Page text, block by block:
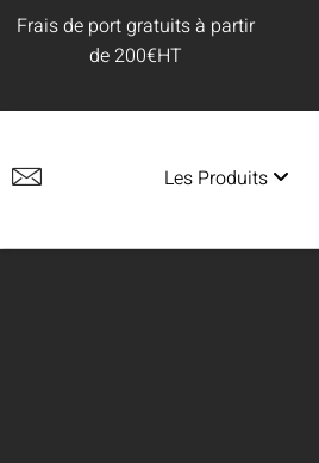
Frais de port gratuits à partir
de 200€HT
Les Produits